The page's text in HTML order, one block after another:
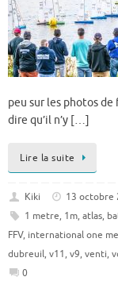
peu sur les photos
dire qu’il n’y […]
Lire la suite
Kiki 13 octobre
1 metre, 1m, atlas,
FFV, international one
dubreuil, v11, v9, venti,
0